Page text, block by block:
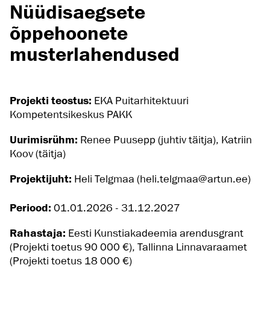
Nüüdisaegsete
õppehoonete
musterlahendused
Projekti teostus: EKA Puitarhitektuuri
Kompetentsikeskus PAKK
Uurimisrühm: Renee Puusepp (juhtiv täitja), Katriin
Koov (täitja)
Projektijuht: Heli Telgmaa (heli.telgmaa@artun.ee)
Periood: 01.01.2026 - 31.12.2027
Rahastaja: Eesti Kunstiakadeemia arendusgrant
(Projekti toetus 90 000 €), Tallinna Linnavaraamet
(Projekti toetus 18 000 €)